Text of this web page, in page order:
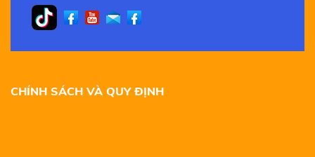
CHÍNH SÁCH VÀ QUY ĐỊNH